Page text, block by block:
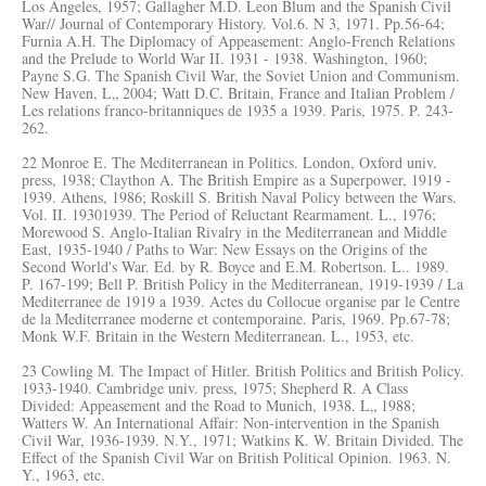
Los Angeles, 1957; Gallagher M.D. Leon Blum and the Spanish Civil
War// Journal of Contemporary History. Vol.6. N 3, 1971. Pp.56-64;
Furnia A.H. The Diplomacy of Appeasement: Anglo-French Relations
and the Prelude to World War II. 1931 - 1938. Washington, 1960;
Payne S.G. The Spanish Civil War, the Soviet Union and Communism.
New Haven, L„ 2004; Watt D.C. Britain, France and Italian Problem /
Les relations franco-britanniques de 1935 a 1939. Paris, 1975. P. 243-
262.
22 Monroe E. The Mediterranean in Politics. London, Oxford univ.
press, 1938; Claython A. The British Empire as a Superpower, 1919 -
1939. Athens, 1986; Roskill S. British Naval Policy between the Wars.
Vol. II. 19301939. The Period of Reluctant Rearmament. L., 1976;
Morewood S. Anglo-Italian Rivalry in the Mediterranean and Middle
East, 1935-1940 / Paths to War: New Essays on the Origins of the
Second World's War. Ed. by R. Boyce and E.M. Robertson. L.. 1989.
P. 167-199; Bell P. British Policy in the Mediterranean, 1919-1939 / La
Mediterranee de 1919 a 1939. Actes du Collocue organise par le Centre
de la Mediterranee moderne et contemporaine. Paris, 1969. Pp.67-78;
Monk W.F. Britain in the Western Mediterranean. L., 1953, etc.
23 Cowling M. The Impact of Hitler. British Politics and British Policy.
1933-1940. Cambridge univ. press, 1975; Shepherd R. A Class
Divided: Appeasement and the Road to Munich, 1938. L„ 1988;
Watters W. An International Affair: Non-intervention in the Spanish
Civil War, 1936-1939. N.Y., 1971; Watkins K. W. Britain Divided. The
Effect of the Spanish Civil War on British Political Opinion. 1963. N.
Y., 1963, etc.